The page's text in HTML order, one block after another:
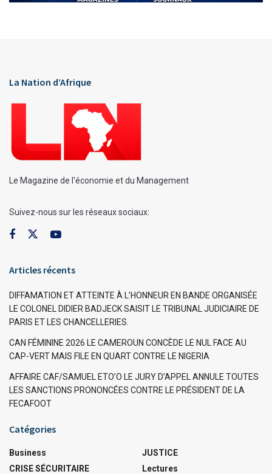
La Nation d’Afrique
Le Magazine de l'économie et du Management
Suivez-nous sur les réseaux sociaux:
Articles récents
DIFFAMATION ET ATTEINTE À L’HONNEUR EN BANDE ORGANISÉE
LE COLONEL DIDIER BADJECK SAISIT LE TRIBUNAL JUDICIAIRE DE
PARIS ET LES CHANCELLERIES.
CAN FÉMININE 2026 LE CAMEROUN CONCÈDE LE NUL FACE AU
CAP-VERT MAIS FILE EN QUART CONTRE LE NIGERIA
AFFAIRE CAF/SAMUEL ETO’O LE JURY D’APPEL ANNULE TOUTES
LES SANCTIONS PRONONCÉES CONTRE LE PRÉSIDENT DE LA
FECAFOOT
Catégories
Business
CRISE SÉCURITAIRE
JUSTICE
Lectures